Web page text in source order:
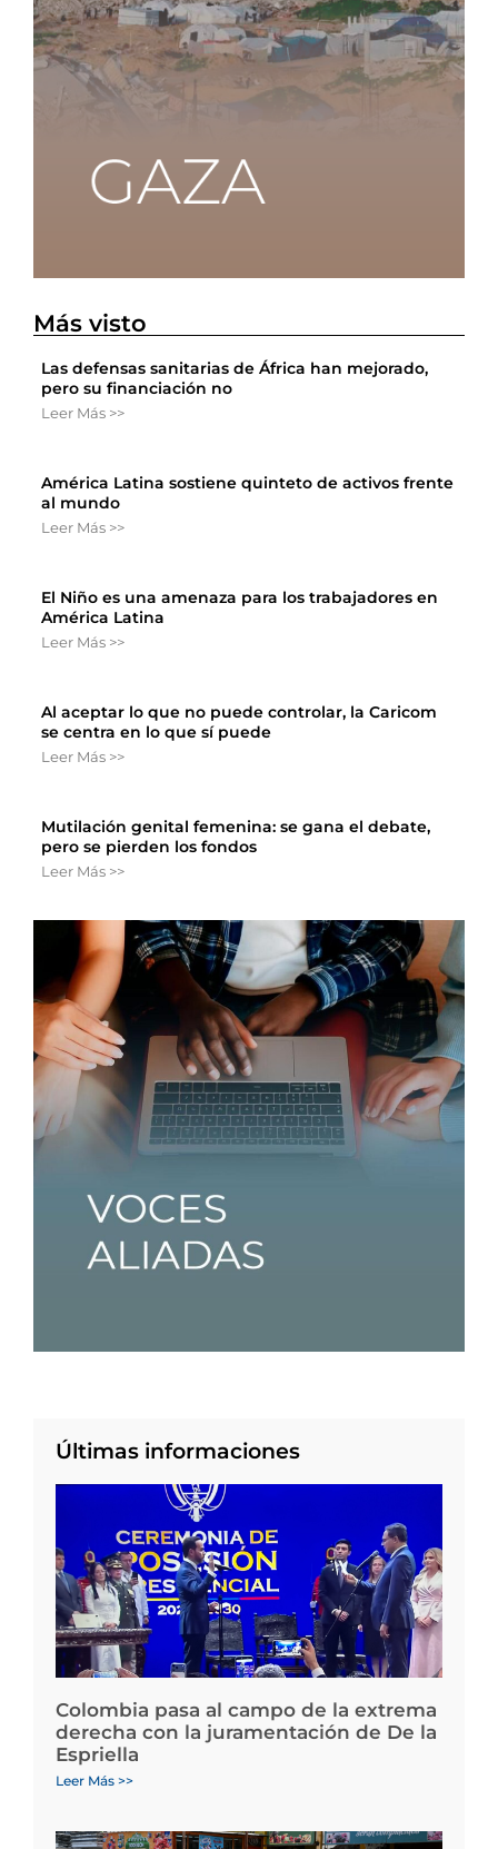
Más visto
Las defensas sanitarias de África han mejorado,
pero su financiación no
Leer Más >>
América Latina sostiene quinteto de activos frente
al mundo
Leer Más >>
El Niño es una amenaza para los trabajadores en
América Latina
Leer Más >>
Al aceptar lo que no puede controlar, la Caricom
se centra en lo que sí puede
Leer Más >>
Mutilación genital femenina: se gana el debate,
pero se pierden los fondos
Leer Más >>
Últimas informaciones
Colombia pasa al campo de la extrema
derecha con la juramentación de De la
Espriella
Leer Más >>